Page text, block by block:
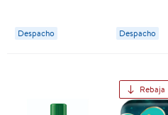
Despacho Despacho
Rebaja